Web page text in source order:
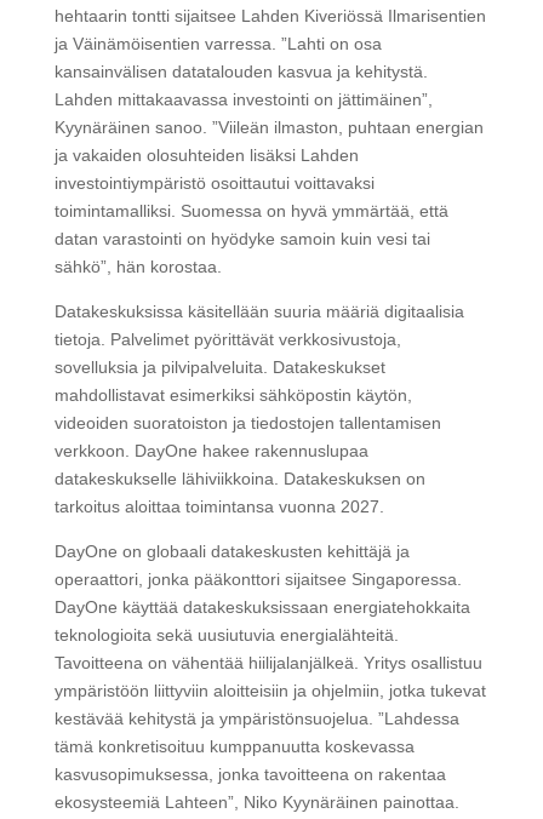
hehtaarin tontti sijaitsee Lahden Kiveriössä Ilmarisentien
ja Väinämöisentien varressa. ”Lahti on osa
kansainvälisen datatalouden kasvua ja kehitystä.
Lahden mittakaavassa investointi on jättimäinen”,
Kyynäräinen sanoo. ”Viileän ilmaston, puhtaan energian
ja vakaiden olosuhteiden lisäksi Lahden
investointiympäristö osoittautui voittavaksi
toimintamalliksi. Suomessa on hyvä ymmärtää, että
datan varastointi on hyödyke samoin kuin vesi tai
sähkö”, hän korostaa.
Datakeskuksissa käsitellään suuria määriä digitaalisia
tietoja. Palvelimet pyörittävät verkkosivustoja,
sovelluksia ja pilvipalveluita. Datakeskukset
mahdollistavat esimerkiksi sähköpostin käytön,
videoiden suoratoiston ja tiedostojen tallentamisen
verkkoon. DayOne hakee rakennuslupaa
datakeskukselle lähiviikkoina. Datakeskuksen on
tarkoitus aloittaa toimintansa vuonna 2027.
DayOne on globaali datakeskusten kehittäjä ja
operaattori, jonka pääkonttori sijaitsee Singaporessa.
DayOne käyttää datakeskuksissaan energiatehokkaita
teknologioita sekä uusiutuvia energialähteitä.
Tavoitteena on vähentää hiilijalanjälkeä. Yritys osallistuu
ympäristöön liittyviin aloitteisiin ja ohjelmiin, jotka tukevat
kestävää kehitystä ja ympäristönsuojelua. ”Lahdessa
tämä konkretisoituu kumppanuutta koskevassa
kasvusopimuksessa, jonka tavoitteena on rakentaa
ekosysteemiä Lahteen”, Niko Kyynäräinen painottaa.